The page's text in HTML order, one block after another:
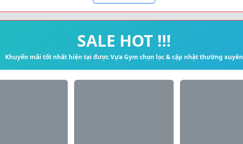
SALE HOT !!!
Khuyến mãi tốt nhất hiện tại được Vựa Gym chọn lọc & cập nhật thường xuyên